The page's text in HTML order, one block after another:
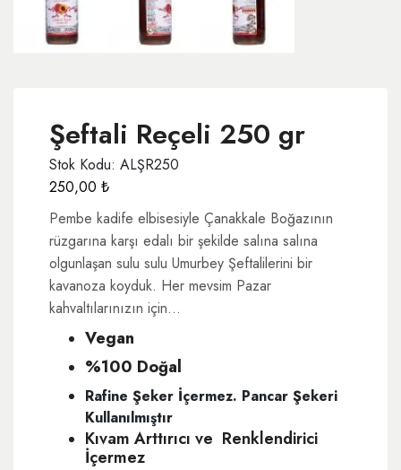
Şeftali Reçeli 250 gr
Stok Kodu: ALŞR250
250,00 ₺
Pembe kadife elbisesiyle Çanakkale Boğazının
rüzgarına karşı edalı bir şekilde salına salına
olgunlaşan sulu sulu Umurbey Şeftalilerini bir
kavanoza koyduk. Her mevsim Pazar
kahvaltılarınızın için…
Vegan
%100 Doğal
Rafine Şeker İçermez. Pancar Şekeri
Kullanılmıştır
Kıvam Arttırıcı ve Renklendirici
İçermez